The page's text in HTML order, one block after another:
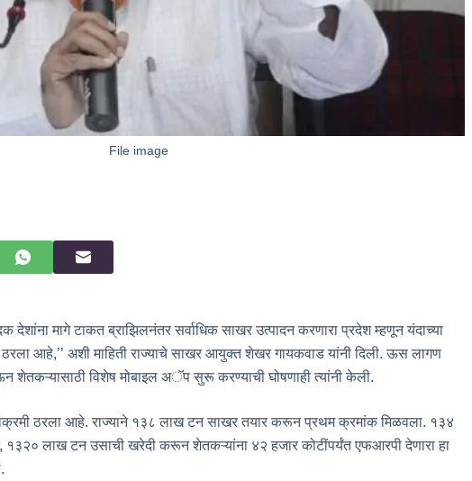
File image
देशांना मागे टाकत ब्राझिलनंतर सर्वाधिक साखर उत्पादन करणारा प्रदेश म्हणून यंदाच्या
आहे,’’ अशी माहिती राज्याचे साखर आयुक्त शेखर गायकवाड यांनी दिली. ऊस लागण
शेतकऱ्यासाठी विशेष मोबाइल अॅप सुरू करण्याची घोषणाही त्यांनी केली.
विक्रमी ठरला आहे. राज्याने १३८ लाख टन साखर तयार करून प्रथम क्रमांक मिळवला. १३४
लाख टन उसाची खरेदी करून शेतकऱ्यांना ४२ हजार कोटींपर्यंत एफआरपी देणारा हा